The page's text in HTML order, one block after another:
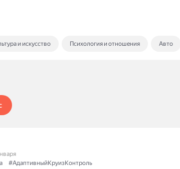
и искусство Психология и отношения Авто
#АдаптивныйКруизКонтроль